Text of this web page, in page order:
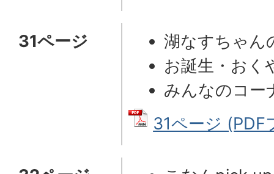
31ページ
湖なすちゃん
お誕生・おく
みんなのコー
31ページ